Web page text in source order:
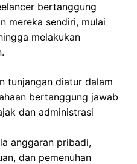
bertanggung
mereka sendiri, mulai
melakukan
tunjangan diatur dalam
bertanggung jawab
dan administrasi
anggaran pribadi,
dan pemenuhan